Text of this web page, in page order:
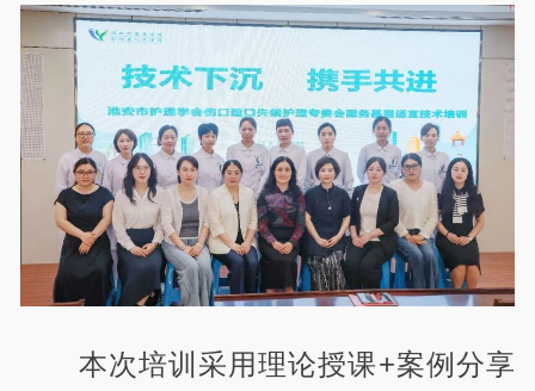
本次培训采用理论授课+案例分享